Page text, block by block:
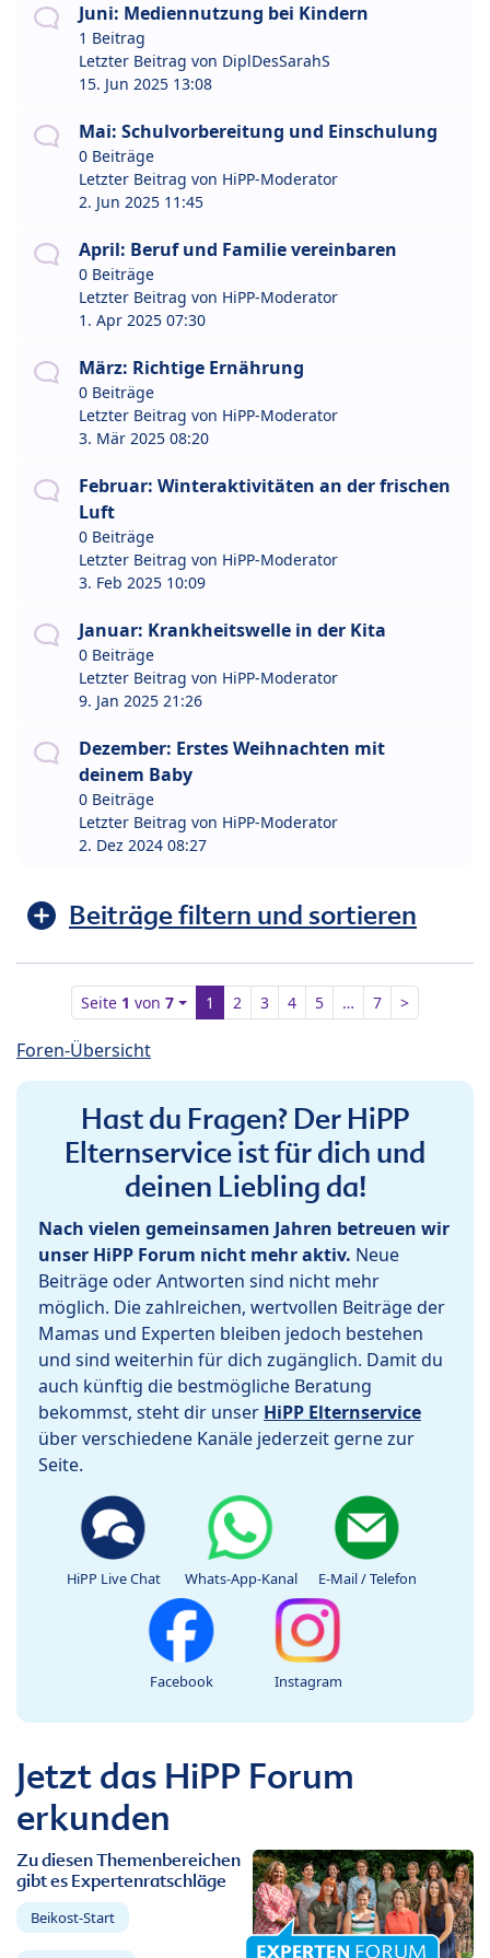
Juni: Mediennutzung bei Kindern
1 Beitrag
Letzter Beitrag von DiplDesSarahS
15. Jun 2025 13:08
Mai: Schulvorbereitung und Einschulung
0 Beiträge
Letzter Beitrag von HiPP-Moderator
2. Jun 2025 11:45
April: Beruf und Familie vereinbaren
0 Beiträge
Letzter Beitrag von HiPP-Moderator
1. Apr 2025 07:30
März: Richtige Ernährung
0 Beiträge
Letzter Beitrag von HiPP-Moderator
3. Mär 2025 08:20
Februar: Winteraktivitäten an der frischen
Luft
0 Beiträge
Letzter Beitrag von HiPP-Moderator
3. Feb 2025 10:09
Januar: Krankheitswelle in der Kita
0 Beiträge
Letzter Beitrag von HiPP-Moderator
9. Jan 2025 21:26
Dezember: Erstes Weihnachten mit
deinem Baby
0 Beiträge
Letzter Beitrag von HiPP-Moderator
2. Dez 2024 08:27
Beiträge filtern und sortieren
Seite 1 von7 1 2 3 4 5 … 7 >
Foren-Übersicht
Hast du Fragen? Der HiPP
Elternservice ist für dich und
deinen Liebling da!
Nach vielen gemeinsamen Jahren betreuen wir
unser HiPP Forum nicht mehr aktiv. Neue
Beiträge oder Antworten sind nicht mehr
möglich. Die zahlreichen, wertvollen Beiträge der
Mamas und Experten bleiben jedoch bestehen
und sind weiterhin für dich zugänglich. Damit du
auch künftig die bestmögliche Beratung
bekommst, steht dir unser HiPP Elternservice
über verschiedene Kanäle jederzeit gerne zur
Seite.
HiPP Live Chat Whats-App-Kanal E-Mail / Telefon
Facebook Instagram
Jetzt das HiPP Forum
erkunden
Zu diesen Themenbereichen
gibt es Expertenratschläge
Beikost-Start